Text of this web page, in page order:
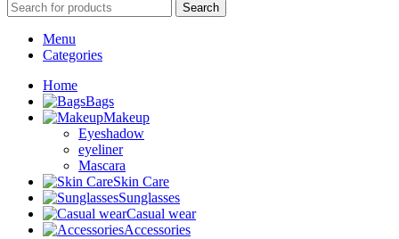
Search
Menu
Categories
Home
Bags
Makeup
Eyeshadow
eyeliner
Mascara
Skin Care
Sunglasses
Casual wear
Accessories